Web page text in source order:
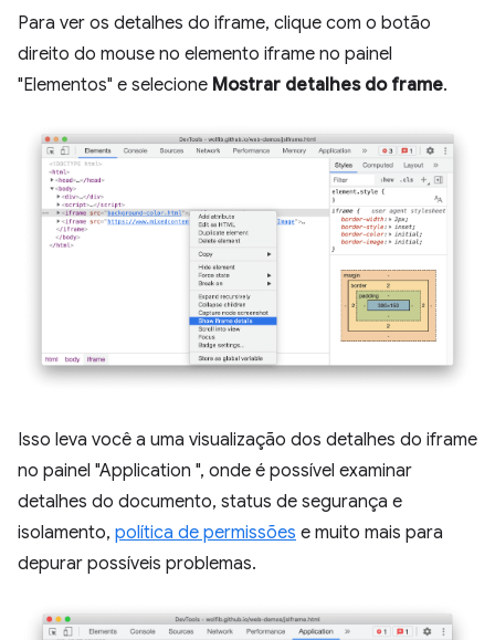
Para ver os detalhes do iframe, clique com o botão
direito do mouse no elemento iframe no painel
"Elementos" e selecione Mostrar detalhes do frame.
Isso leva você a uma visualização dos detalhes do iframe
no painel "Application ", onde é possível examinar
detalhes do documento, status de segurança e
isolamento, política de permissões e muito mais para
depurar possíveis problemas.